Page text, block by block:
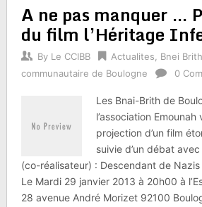
A ne pas manquer …
du film l’Héritage
By Le CCIBB Actualites Bnei
communautaire de Boulogne
0
Les Bnai-Brith de
l’association
projection d’un film
suivie d’un débat
(co-réalisateur) : Descendant de Nazis
Le Mardi 29 janvier 2013 à 20h00 à
28 avenue André Morizet 92100